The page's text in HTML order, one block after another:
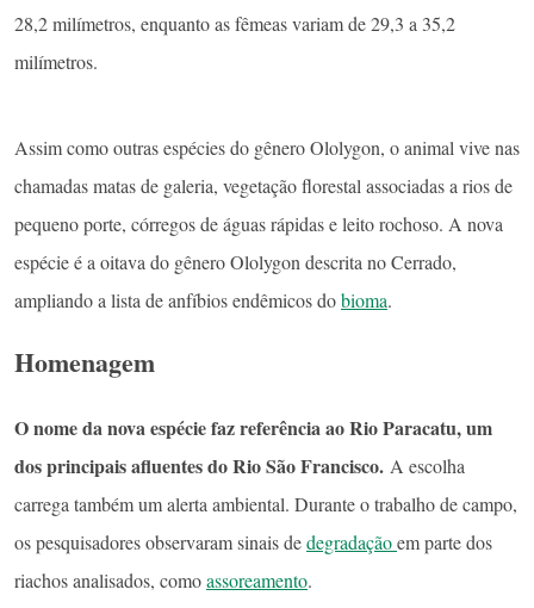
28,2 milímetros, enquanto as fêmeas variam de 29,3 a 35,2
milímetros.
Assim como outras espécies do gênero Ololygon, o animal vive nas
chamadas matas de galeria, vegetação florestal associadas a rios de
pequeno porte, córregos de águas rápidas e leito rochoso. A nova
espécie é a oitava do gênero Ololygon descrita no Cerrado,
ampliando a lista de anfíbios endêmicos dobioma.
Homenagem
O nome da nova espécie faz referência ao Rio Paracatu, um
dos principais afluentes do Rio São Francisco. A escolha
carrega também um alerta ambiental. Durante o trabalho de campo,
os pesquisadores observaram sinais dedegradaçãoem parte dos
riachos analisados, comoassoreamento.